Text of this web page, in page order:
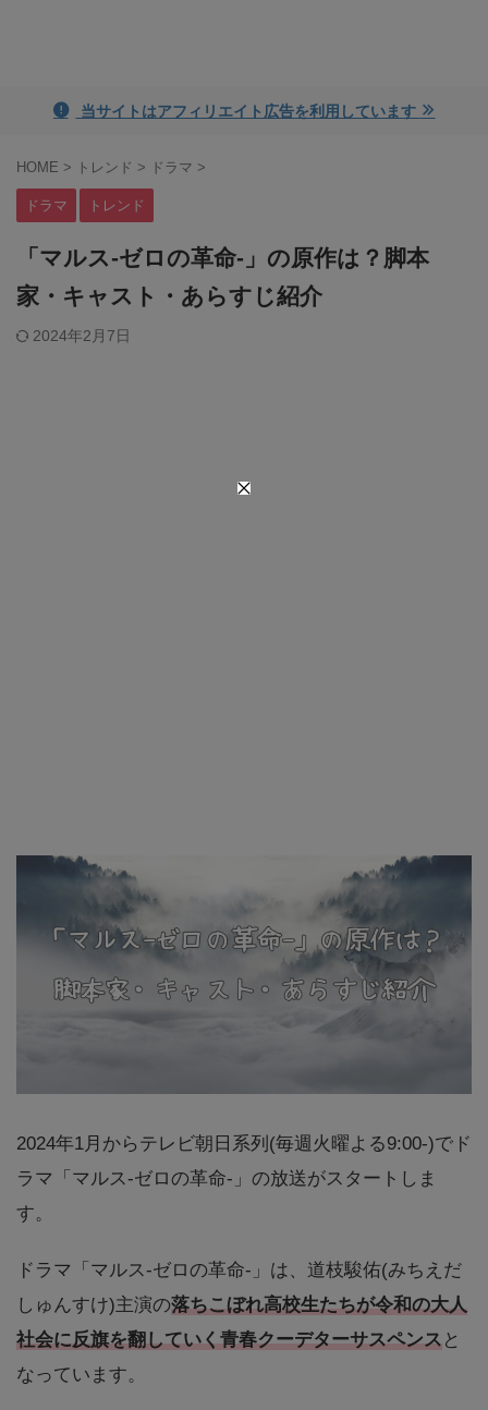
当サイトはアフィリエイト広告を利用しています
HOME > トレンド > ドラマ >
ドラマ トレンド
「マルス-ゼロの革命-」の原作は？脚本
家・キャスト・あらすじ紹介
2024年2月7日
2024年1月からテレビ朝日系列(毎週火曜よる9:00-)でド
ラマ「マルス-ゼロの革命-」の放送がスタートしま
す。
ドラマ「マルス-ゼロの革命-」は、道枝駿佑(みちえだ
しゅんすけ)主演の落ちこぼれ高校生たちが令和の大人
社会に反旗を翻していく青春クーデターサスペンスと
なっています。